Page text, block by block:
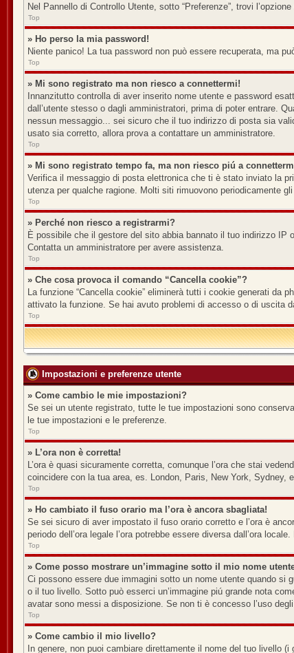
Nel Pannello di Controllo Utente, sotto “Preferenze”, trovi l’opzione
Top
» Ho perso la mia password!
Niente panico! La tua password non può essere recuperata, ma
Top
» Mi sono registrato ma non riesco a connettermi!
Innanzitutto controlla di aver inserito nome utente e password
dall’utente stesso o dagli amministratori, prima di poter entrare.
nessun messaggio... sei sicuro che il tuo indirizzo di posta sia
usato sia corretto, allora prova a contattare un amministratore.
Top
» Mi sono registrato tempo fa, ma non riesco piú a
Verifica il messaggio di posta elettronica che ti è stato inviato la
utenza per qualche ragione. Molti siti rimuovono periodicamente
Top
» Perché non riesco a registrarmi?
È possibile che il gestore del sito abbia bannato il tuo indirizzo
Contatta un amministratore per avere assistenza.
Top
» Che cosa provoca il comando “Cancella cookie”?
La funzione “Cancella cookie” eliminerà tutti i cookie generati da
attivato la funzione. Se hai avuto problemi di accesso o di uscita
Top
Impostazioni e preferenze utente
» Come cambio le mie impostazioni?
Se sei un utente registrato, tutte le tue impostazioni sono
le tue impostazioni e le preferenze.
Top
» L’ora non è corretta!
L’ora è quasi sicuramente corretta, comunque l’ora che stai
coincidere con la tua area, es. London, Paris, New York,
Top
» Ho cambiato il fuso orario ma l’ora è ancora sbagliata!
Se sei sicuro di aver impostato il fuso orario corretto e l’ora è
periodo dell’ora legale l’ora potrebbe essere diversa dall’ora
Top
» Come posso mostrare un’immagine sotto il mio nome
Ci possono essere due immagini sotto un nome utente quando si
o il tuo livello. Sotto può esserci un’immagine piú grande nota
avatar sono messi a disposizione. Se non ti è concesso l’uso
Top
» Come cambio il mio livello?
In genere, non puoi cambiare direttamente il nome del tuo livello